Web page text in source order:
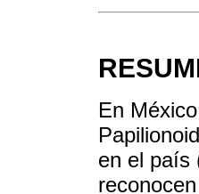
En
en el país